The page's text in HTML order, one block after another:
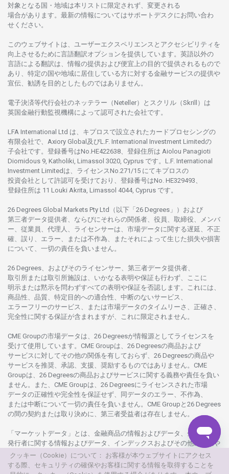
対象となる国 ・ 地域は本 リストに限定さ れず、 変更さ れる
場合があります。 最新の情報についてはサポートデスクに お問い合わ
せくださ い。
このウェブサイトは、 ユーザーエクスペリエンスと アクセシビリティを
向上さ せるために言語翻訳オプションを提供しています。 英語以外の
言語に よる翻訳は、 情報の提供および便宜上の目的で提供さ れるもので
あり、 特定の国や地域に 居住している方に対する金融サービスの提供や
宣伝、 勧誘を 目的としたものではありません。
電子決済等代行会社のネッテラー （Neteller）と スクリル （Skrill）は
英国金融行動監視機構に よって認可さ れた会社です。
LFA International Ltd は、 キプロスで設立さ れた カードプロセシングの
有限会社で、Axiory Global及びL.F. International Investment Limitedの
子会社です。 登録番号はNo.HE422638、 登録住所は Aiolou Panagioti
Diomidous 9, Katholiki, Limassol 3020, Cyprus です。L.F. International
Investment Limitedは、 ライセンスNo.271/15 にてキプロスの
投資会社として許認可を受けており、 登録番号はNo. HE329493、
登録住所は 11 Louki Akrita, Limassol 4044, Cyprus です。
26 Degrees Global Markets Pty Ltd（以下「26 Degrees」） および
第三者データ提供者、ならびにそれらの関係者、役員、取締役、メンバ
ー、従業員、代理人、ライセンサーは、 市場データに関する遅延、不正
確、誤り、エラー、
または不作為、 またそれに よって生じた損失や損害
について、 一切の責任を負いません。
26 Degrees、 およびそのライセンサー、 第三者データ提供者、
取引所または取引所施設は、いかなる表明や保証も行わず、
ここに
明示または黙示を問わずすべての表明や保証を否認し ます。
これには、
商品性、品質、 特定目的への適合性、 中断のないサービス、
エラーフリーのサービス、 または市場データのタイムリーさ、正確さ、
完全性に関する保証が含まれますが、これに限定さ れません。
CME Groupの市場データは、26 Degreesが情報源としてライセンスを
受けて使用しています。 CME Groupは、26 Degreesの商品および
サービスに対してその他の関係を有しておらず、26 Degreesの商品や
サービスを推奨、承認、支援、 奨励するものではありません。 CME
Groupは、26 Degreesの商品およびサービスに関する義務や責任を負い
ません。また、CME Groupは、26 Degreesに ライセンスさ れた市場
データの正確性や完全性を保証せず、 同データのエラー、不作為、
または中断について一切の責任を負いません。 CME Groupと26 Degrees
の間の契約または取り 決めに、 第三者受益者は存在し ません。
「マーケットデータ」とは、 金融商品の情報およびデータ、 金融商品の
発行者に関する情報およびデータ、 インデックスおよびその他の
情報や
データを
指し、26 Degreesまたは26 Degreesグループ 会社が提供する
製品や サービスの 一部として、更新頻度を問わ ず提供さ れるものを
意味します。
クッキー（Cookie）について： お客様が本ウェブサイトにアクセス
する際、セキュリティの確保やお客様に関する情報を取得することを